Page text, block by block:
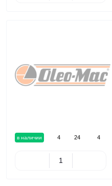
в наличии 4 24 4